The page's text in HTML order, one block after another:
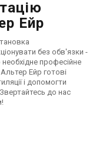
Ейр
без обв'язки -
професійне
Ейр готові
і допомогти
до нас